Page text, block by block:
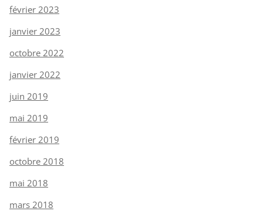
février 2023
janvier 2023
octobre 2022
janvier 2022
juin 2019
mai 2019
février 2019
octobre 2018
mai 2018
mars 2018